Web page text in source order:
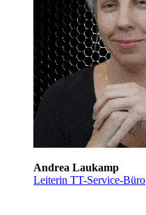
Andrea Laukamp
Leiterin TT-Service-Büro